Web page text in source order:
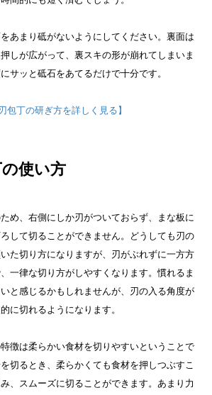
あまり砥がないようにしてください。裏面は
しが広がって、裏スキの形が崩れてしまいま
サッと砥石をあてるだけで十分です。
刃包丁の研ぎ方を詳しく見る】
使い方
め、右側にしか刃がついておらず、まな板に
して切ることができません。どうしても刃の
た切り方になりますが、刃がぶれずに一方方
一律な切り方がしやすくなります。慣れるま
と感じるかもしれませんが、刃の入る角度が
に切れるようになります。
徴は柔らかい食材を切りやすいということで
切るとき、柔らかくても食材を押しつぶすこ
、スムーズに切ることができます。あまり力